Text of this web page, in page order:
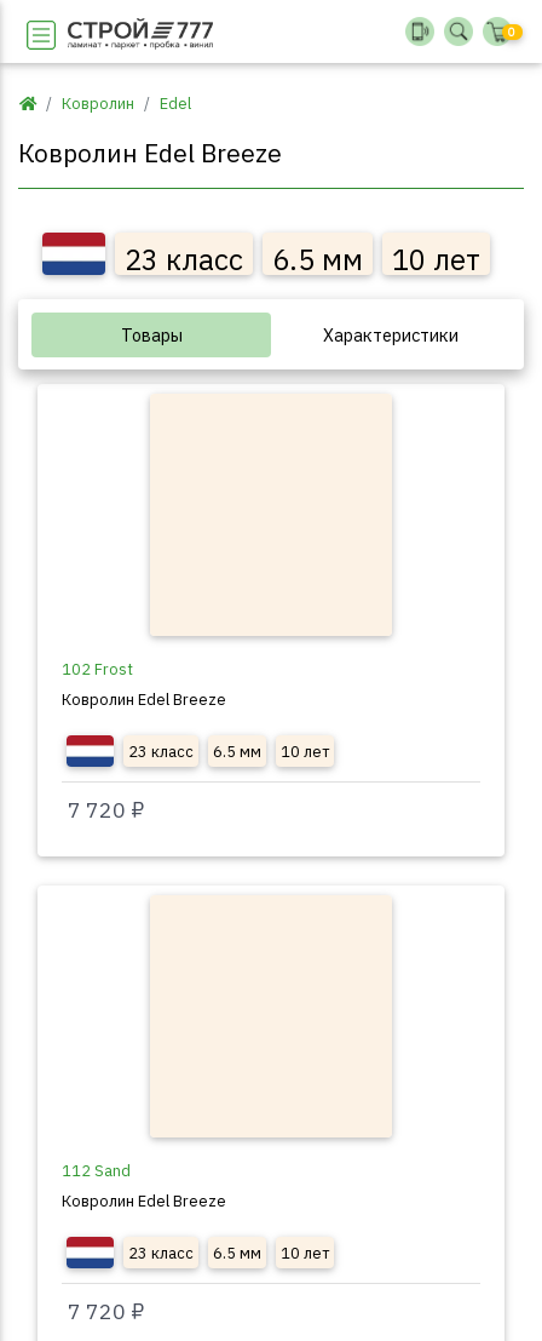
0
Ковролин Edel
Ковролин Edel Breeze
23 класс 6.5 мм 10 лет
Товары Характеристики
102 Frost
Ковролин Edel Breeze
23 класс 6.5 мм 10 лет
7 720 ₽
112 Sand
Ковролин Edel Breeze
23 класс 6.5 мм 10 лет
7 720 ₽